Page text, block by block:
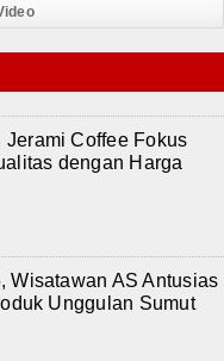
Coffee Fokus
dengan Harga
Wisatawan AS Antusias
Unggulan Sumut